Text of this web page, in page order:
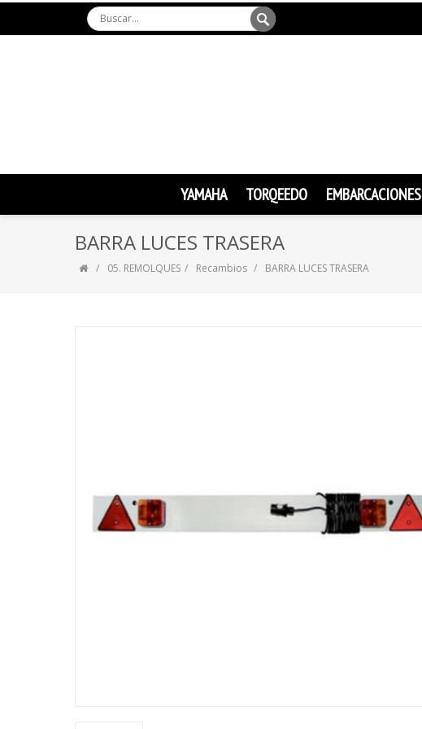
YAMAHA TORQEEDO EMBARCACIONES
BARRA LUCES TRASERA
05. REMOLQUES Recambios BARRA LUCES TRASERA